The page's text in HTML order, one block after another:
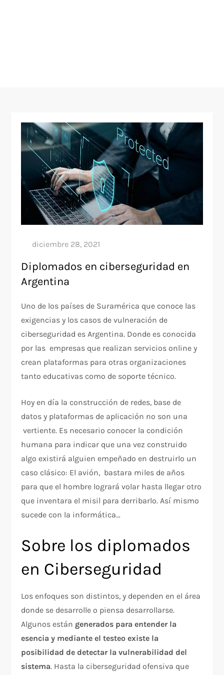
Diplomados en ciberseguridad en
Argentina
Uno de los países de Suramérica que conoce las
exigencias y los casos de vulneración de
ciberseguridad es Argentina. Donde es conocida
por las empresas que realizan servicios online y
crean plataformas para otras organizaciones
tanto educativas como de soporte técnico.
Hoy en día la construcción de redes, base de
datos y plataformas de aplicación no son una
vertiente. Es necesario conocer la condición
humana para indicar que una vez construido
algo existirá alguien empeñado en destruirlo un
caso clásico: El avión, bastara miles de años
para que el hombre logrará volar hasta llegar otro
que inventara el misil para derribarlo. Así mismo
sucede con la informática…
Sobre los diplomados
en Ciberseguridad
Los enfoques son distintos, y dependen en el área
donde se desarrolle o piensa desarrollarse.
Algunos están generados para entender la
esencia y mediante el testeo existe la
posibilidad de detectar la vulnerabilidad del
sistema. Hasta la ciberseguridad ofensiva que